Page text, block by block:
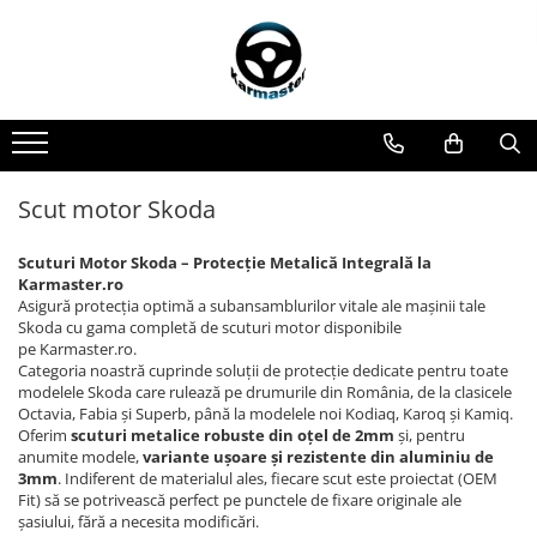
Amortizoare osie remorci
Cabluri de frana remorci
Carlige Alfa Romeo
Carlige Alpine
Carlige BYD
Carlige Cadillac
Carlige Chery
Carlige Chevrolet
Carlige Chrysler
Carlige Citroen
Carlige Dacia
Carlige Daewoo
Covorase auto
Covorase auto Alfa Romeo
Covorase auto Bmw
Covorase auto Citroen
Covorase auto Dacia
Covorase auto Fiat
Covorase auto Ford
Covorase auto Honda
Covorase auto Hyundai
Covorase auto Isuzu
Covorase auto Iveco
Covorase auto Jeep
Cutii portbagaj pt. bare
transversale
Generatoare curent portabile
Accesorii genti-rucsacuri
Genti de umar
Genti voiaj
Instalatii simple
Module cu interfata can-bus
Scut motor Alfa Romeo
Scut motor Audi
Scut motor Chevrolet
Scut motor Citroen
Scut motor Cupra
Scut motor Dacia
Scut motor Daewoo
Scut motor Daihatsu
Scut motor DFSK
Scut motor Dodge
Scut motor Skoda
Scuturi Motor Skoda – Protecție Metalică Integrală la
Karmaster.ro
Asigură protecția optimă a subansamblurilor vitale ale mașinii tale
Skoda cu gama completă de scuturi motor disponibile
pe Karmaster.ro.
Categoria noastră cuprinde soluții de protecție dedicate pentru toate
modelele Skoda care rulează pe drumurile din România, de la clasicele
Octavia, Fabia și Superb, până la modelele noi Kodiaq, Karoq și Kamiq.
Oferim scuturi metalice robuste din oțel de 2mm și, pentru
anumite modele,variante ușoare și rezistente din aluminiu de
3mm. Indiferent de materialul ales, fiecare scut este proiectat (OEM
Fit) să se potrivească perfect pe punctele de fixare originale ale
șasiului, fără a necesita modificări.